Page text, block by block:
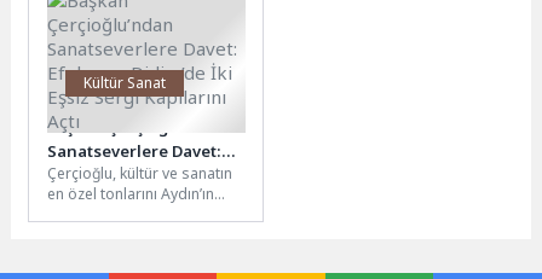
Kültür Sanat
Başkan Çerçioğlu’ndan
Sanatseverlere Davet:
Efeler ve Didim’de İki
Eşsiz Sergi Kapılarını Açtı
Çerçioğlu, kültür ve sanatın
en özel tonlarını Aydın’ın